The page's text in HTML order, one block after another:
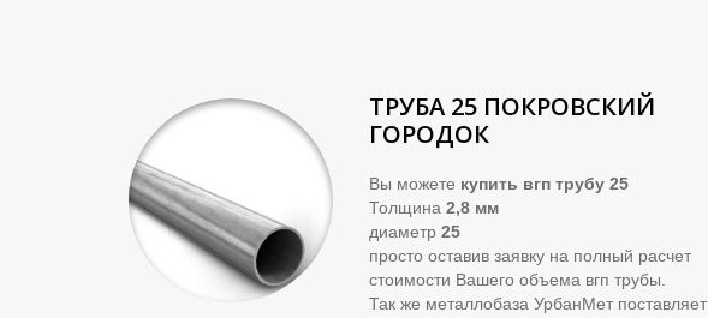
ТРУБА 25 ПОКРОВСКИЙ
ГОРОДОК
Вы можете купить вгп трубу 25
Толщина 2,8 мм
диаметр 25
просто оставив заявку на полный расчет
стоимости Вашего объема вгп трубы.
Так же металлобаза УрбанМет поставляет